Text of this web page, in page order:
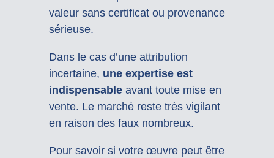
valeur sans certificat ou provenance
sérieuse.
Dans le cas d’une attribution
incertaine, une expertise est
indispensableavant toute mise en
vente. Le marché reste très vigilant
en raison des faux nombreux.
Pour savoir si votre œuvre peut être